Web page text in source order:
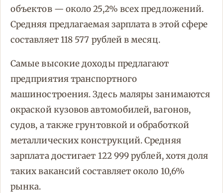
объектов — около 25,2% всех предложений.
Средняя предлагаемая зарплата в этой сфере
составляет 118 577 рублей в месяц.
Самые высокие доходы предлагают
предприятия транспортного
машиностроения. Здесь маляры занимаются
окраской кузовов автомобилей, вагонов,
судов, а также грунтовкой и обработкой
металлических конструкций. Средняя
зарплата достигает 122 999 рублей, хотя доля
таких вакансий составляет около 10,6%
рынка.